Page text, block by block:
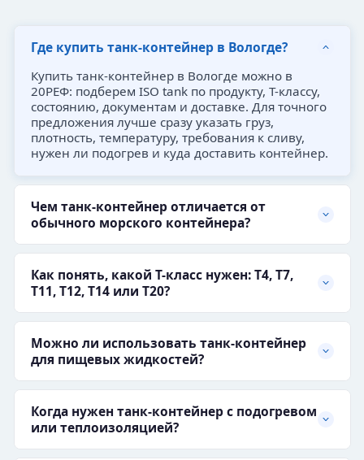
Где купить танк-контейнер в Вологде?
Купить танк-контейнер в Вологде можно в
20РЕФ: подберем ISO tank по продукту, T-классу,
состоянию, документам и доставке. Для точного
предложения лучше сразу указать груз,
плотность, температуру, требования к сливу,
нужен ли подогрев и куда доставить контейнер.
Чем танк-контейнер отличается от
обычного морского контейнера?
Как понять, какой T-класс нужен: T4, T7,
T11, T12, T14 или T20?
Можно ли использовать танк-контейнер
для пищевых жидкостей?
Когда нужен танк-контейнер с подогревом
или теплоизоляцией?